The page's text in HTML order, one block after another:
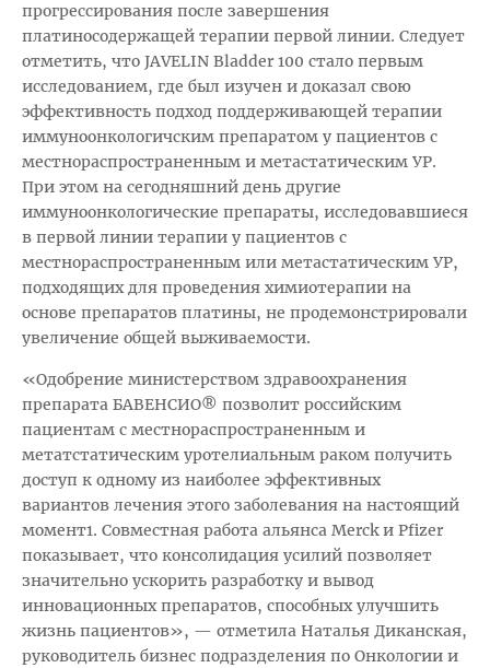
прогрессирования после завершения
платиносодержащей терапии первой линии. Следует
отметить, что JAVELIN Bladder 100 стало первым
исследованием, где был изучен и доказал свою
эффективность подход поддерживающей терапии
иммуноонкологичским препаратом у пациентов с
местнораспространенным и метастатическим УР.
При этом на сегодняшний день другие
иммуноонкологические препараты, исследовавшиеся
в первой линии терапии у пациентов с
местнораспространенным или метастатическим УР,
подходящих для проведения химиотерапии на
основе препаратов платины, не продемонстрировали
увеличение общей выживаемости.
«Одобрение министерством здравоохранения
препарата БАВЕНСИО® позволит российским
пациентам с местнораспространенным и
метатстатическим уротелиальным раком получить
доступ к одному из наиболее эффективных
вариантов лечения этого заболевания на настоящий
момент1. Совместная работа альянса Merck и Pfizer
показывает, что консолидация усилий позволяет
значительно ускорить разработку и вывод
инновационных препаратов, способных улучшить
жизнь пациентов», — отметила Наталья Диканская,
руководитель бизнес подразделения по Онкологии и